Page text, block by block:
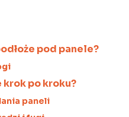
pod panele?
krok po kroku?
paneli